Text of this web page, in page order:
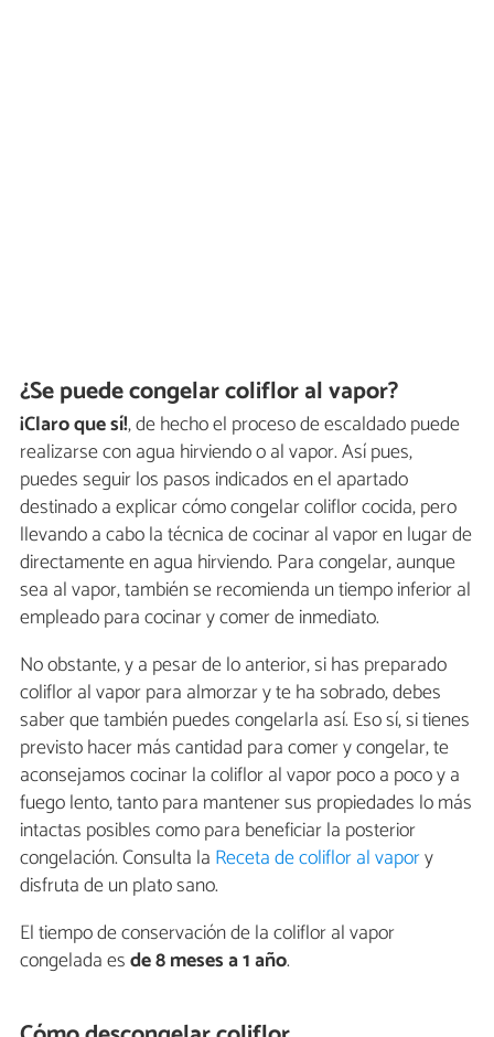
¿Se puede congelar coliflor al vapor?
¡Claro que sí!, de hecho el proceso de escaldado puede
realizarse con agua hirviendo o al vapor. Así pues,
puedes seguir los pasos indicados en el apartado
destinado a explicar cómo congelar coliflor cocida, pero
llevando a cabo la técnica de cocinar al vapor en lugar de
directamente en agua hirviendo. Para congelar, aunque
sea al vapor, también se recomienda un tiempo inferior al
empleado para cocinar y comer de inmediato.
No obstante, y a pesar de lo anterior, si has preparado
coliflor al vapor para almorzar y te ha sobrado, debes
saber que también puedes congelarla así. Eso sí, si tienes
previsto hacer más cantidad para comer y congelar, te
aconsejamos cocinar la coliflor al vapor poco a poco y a
fuego lento, tanto para mantener sus propiedades lo más
intactas posibles como para beneficiar la posterior
congelación. Consulta la Receta de coliflor al vapory
disfruta de un plato sano.
El tiempo de conservación de la coliflor al vapor
congelada esde 8 meses a 1 año.